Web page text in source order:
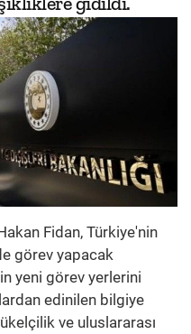
Fidan, Türkiye'nin
görev yapacak
yeni görev yerlerini
edinilen bilgiye
ve uluslararası